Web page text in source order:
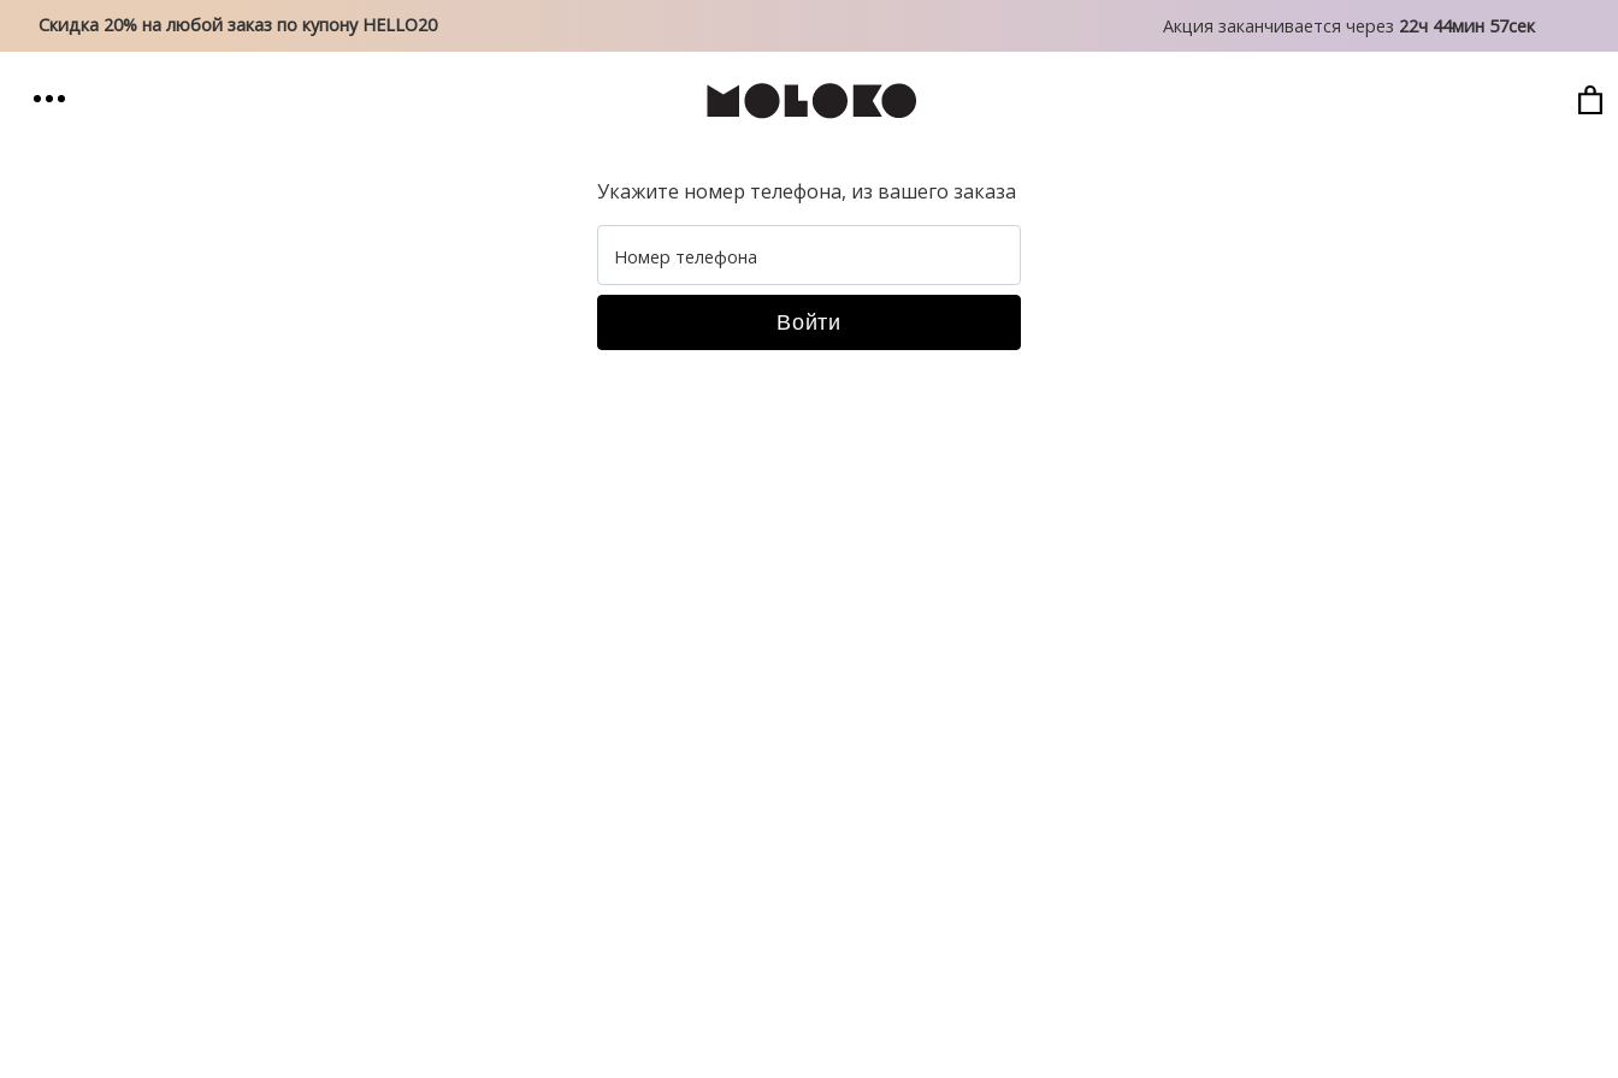
Скидка 20% на любой заказ по купону HELLO20 Акция заканчивается через 22ч 44мин 57сек
Укажите номер телефона, из вашего заказа
Номер телефона
Войти